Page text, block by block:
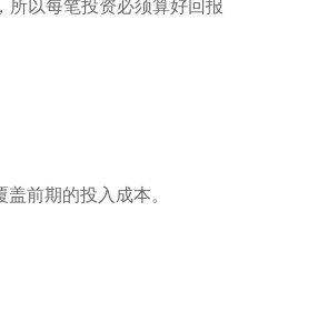
所以每笔投资必须算好回报
前期的投入成本。